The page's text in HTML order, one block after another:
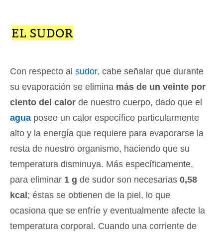
EL SUDOR
Con respecto al sudor, cabe señalar que durante
su evaporación se elimina más de un veinte por
ciento del calor de nuestro cuerpo, dado que el
agua posee un calor específico particularmente
alto y la energía que requiere para evaporarse la
resta de nuestro organismo, haciendo que su
temperatura disminuya. Más específicamente,
para eliminar 1 g de sudor son necesarias 0,58
kcal ; éstas se obtienen de la piel, lo que
ocasiona que se enfríe y eventualmente afecte la
temperatura corporal. Cuando una corriente de